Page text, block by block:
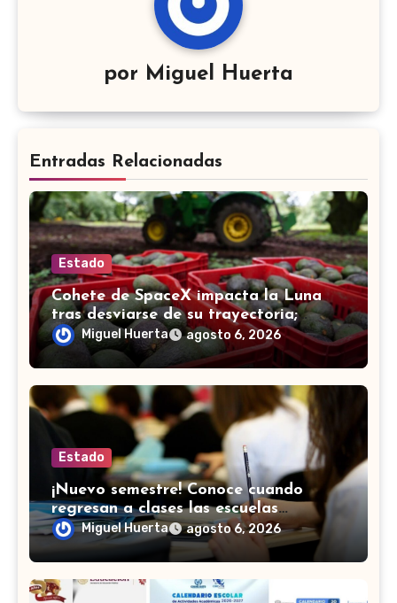
por Miguel Huerta
Entradas Relacionadas
Estado
Cohete de SpaceX impacta la Luna
tras desviarse de su trayectoria;
científicos confirman el choque
Miguel Huerta agosto 6, 2026
Estado
¡Nuevo semestre! Conoce cuando
regresan a clases las escuelas
normales en Guanajuato
Miguel Huerta agosto 6, 2026